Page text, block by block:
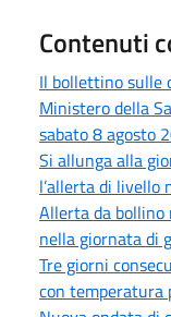
Contenuti
Il bollettino sulle
Ministero della
sabato 8 agosto
Si allunga alla
l’allerta di livello
Allerta da bollino
nella giornata di
Tre giorni
con temperatura